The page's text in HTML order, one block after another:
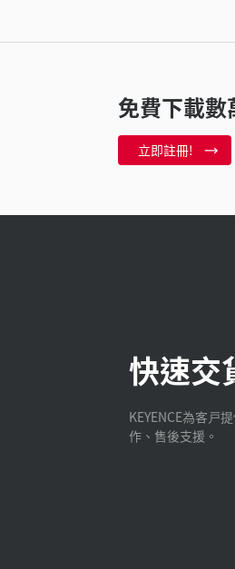
免費下載數
立即註冊!
快速交
KEYENCE為客戸
作、售後支援。